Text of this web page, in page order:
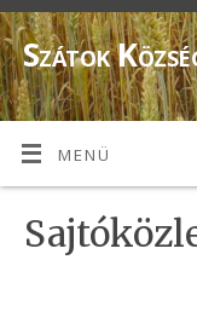
Szátok
MENÜ